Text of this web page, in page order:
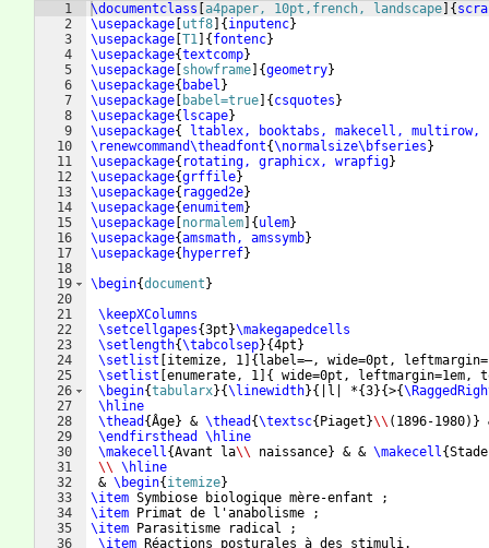
1
2
3
4
5
6
7
8
9
10
11
12
13
14
15
16
17
18
19
20
21
22
23
24
25
26
27
28
29
30
31
32
33
34
35
36
\documentclass a4paper, 10pt,french, landscape {
\usepackage utf8 { inputenc}
\usepackage T1 { fontenc}
\usepackage{textcomp}
\usepackage showframe {geometry}
\usepackage{ babel }
\usepackage
babel=true { csquotes }
\usepackage{ lscape}
\usepackage{
ltablex, booktabs, makecell, multirow,
\renewcommand\theadfont{\normalsize\bfseries }
\usepackage{ rotating, graphicx, wrapfig}
\usepackage{grffile}
\usepackage{ ragged2e}
\usepackage{enumitem}
\usepackage normalem { ulem}
\usepackage{amsmath, amssymb}
\usepackage{ hyperref}
\begin{document }
\keepXColumns
\setcellgapes{3pt }\makegapedcells
\setlength{\tabcolsep}{4pt }
\setlist
itemize, 1 { label=–, wide=0pt,
\setlist enumerate, 1 {
wide=0pt, leftmargin=1em,
\begin{tabularx}{\linewidth}{ |l| *{3}{>{
\hline
\thead {Âge} & \thead {\textsc{ Piaget }\\ ( 1896-1980)}
\endfirsthead
\hline
\makecell{Avant la\\ naissance} & & \makecell{
\\ \hline
& \begin{ itemize}
\item Symbiose biologique mère-enfant ;
\item Primat de l'anabolisme ;
\item Parasitisme radical ;
\item Réactions posturales à des stimuli.